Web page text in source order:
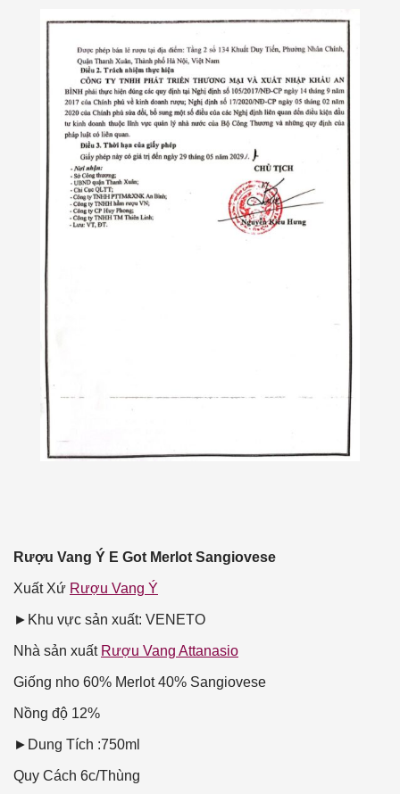
Rượu Vang Ý E Got Merlot Sangiovese
Xuất Xứ Rượu Vang Ý
►Khu vực sản xuất: VENETO
Nhà sản xuất Rượu Vang Attanasio
Giống nho 60% Merlot 40% Sangiovese
Nồng độ 12%
►Dung Tích :750ml
Quy Cách 6c/Thùng